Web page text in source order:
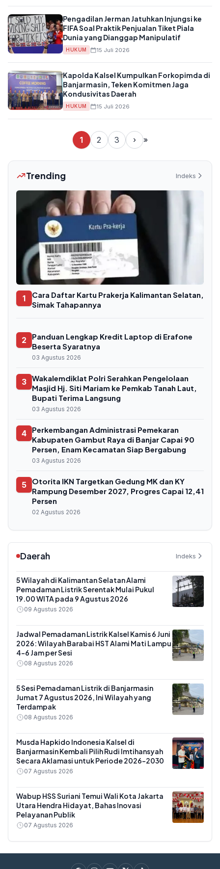
Pengadilan Jerman Jatuhkan Injungsi ke
FIFA Soal Praktik Penjualan Tiket Piala
Dunia yang Dianggap Manipulatif
HUKUM 15 Juli 2026
Kapolda Kalsel Kumpulkan Forkopimda di
Banjarmasin, Teken Komitmen Jaga
Kondusivitas Daerah
HUKUM 15 Juli 2026
1 2 3 › »
Trending Indeks
1
Cara Daftar Kartu Prakerja Kalimantan Selatan,
Simak Tahapannya
2
Panduan Lengkap Kredit Laptop di Erafone
Beserta Syaratnya
03 Agustus 2026
3 Wakalemdiklat Polri Serahkan Pengelolaan
Masjid Hj. Siti Mariam ke Pemkab Tanah Laut,
Bupati Terima Langsung
03 Agustus 2026
4
Perkembangan Administrasi Pemekaran
Kabupaten Gambut Raya di Banjar Capai 90
Persen, Enam Kecamatan Siap Bergabung
03 Agustus 2026
5
Otorita IKN Targetkan Gedung MK dan KY
Rampung Desember 2027, Progres Capai 12,41
Persen
02 Agustus 2026
Daerah Indeks
5 Wilayah di Kalimantan Selatan Alami
Pemadaman Listrik Serentak Mulai Pukul
19.00 WITA pada 9 Agustus 2026
09 Agustus 2026
Jadwal Pemadaman Listrik Kalsel Kamis 6 Juni
2026: Wilayah Barabai HST Alami Mati Lampu
4-6 Jam per Sesi
08 Agustus 2026
5 Sesi Pemadaman Listrik di Banjarmasin
Jumat 7 Agustus 2026, Ini Wilayah yang
Terdampak
08 Agustus 2026
Musda Hapkido Indonesia Kalsel di
Banjarmasin Kembali Pilih Rudi Imtihansyah
Secara Aklamasi untuk Periode 2026–2030
07 Agustus 2026
Wabup HSS Suriani Temui Wali Kota Jakarta
Utara Hendra Hidayat, Bahas Inovasi
Pelayanan Publik
07 Agustus 2026